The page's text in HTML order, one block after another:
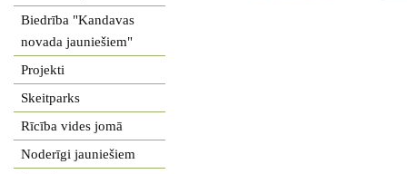
Biedrība "Kandavas
novada jauniešiem"
Projekti
Skeitparks
Rīcība vides jomā
Noderīgi jauniešiem